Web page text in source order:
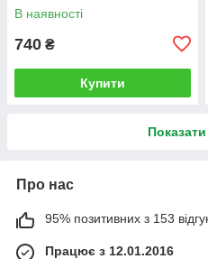
В наявності
740 ₴
Купити
Про нас
95% позитивних з 153
Працює з 12.01.2016